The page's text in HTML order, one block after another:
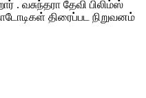
வசுந்தரா தேவி பிலிம்ஸ்
திரைப்பட நிறுவனம்